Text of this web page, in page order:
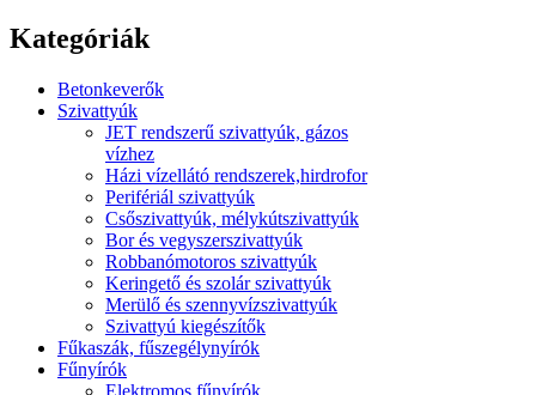
Kategóriák
Betonkeverők
Szivattyúk
JET rendszerű szivattyúk, gázos
vízhez
Házi vízellátó rendszerek,hirdrofor
Perifériál szivattyúk
Csőszivattyúk, mélykútszivattyúk
Bor és vegyszerszivattyúk
Robbanómotoros szivattyúk
Keringető és szolár szivattyúk
Merülő és szennyvízszivattyúk
Szivattyú kiegészítők
Fűkaszák, fűszegélynyírók
Fűnyírók